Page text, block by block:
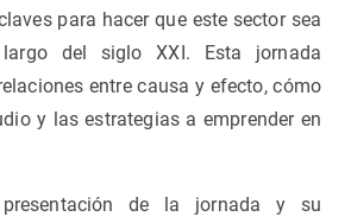
para hacer que este sector sea
del siglo XXI. Esta jornada
entre causa y efecto, cómo
y las estrategias a emprender en
de la jornada y su